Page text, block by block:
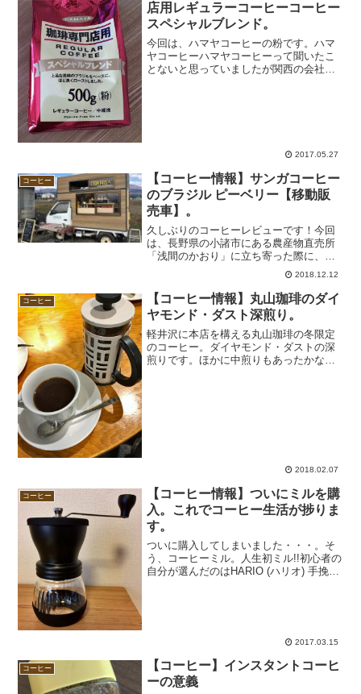
店用レギュラーコーヒーコーヒー
スペシャルブレンド。
今回は、ハマヤコーヒーの粉です。ハマ
ヤコーヒーハマヤコーヒーって聞いたこ
とないと思っていましたが関西の会社な
2017.05.27
コーヒー
【コーヒー情報】サンガコーヒー
のブラジル ピーベリー【移動販
売車】。
久しぶりのコーヒーレビューです！今回
は、長野県の小諸市にある農産物直売所
「浅間のかおり」に立ち寄った際に、た
またま飲めたサンガコーヒー。お隣の御
代田町でふるさと納税の返礼品にもなっ
ている御代田を代表的するコーヒー専売
店です。なんと移動販売車...
2018.12.12
コーヒー
【コーヒー情報】丸山珈琲のダイ
ヤモンド・ダスト深煎り。
軽井沢に本店を構える丸山珈琲の冬限定
のコーヒー。ダイヤモンド・ダストの深
煎りです。ほかに中煎りもあったかな。
2018.02.07
コーヒー
【コーヒー情報】ついにミルを購
入。これでコーヒー生活が捗りま
す。
ついに購入してしまいました・・・。そ
う、コーヒーミル。人生初ミル!!初心者の
自分が選んだのはHARIO (ハリオ) 手挽き
2017.03.15
コーヒー
【コーヒー】インスタントコーヒ
ーの意義